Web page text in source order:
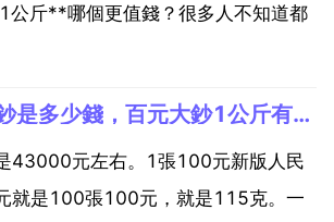
公斤**哪個更值錢？很多人不知道都
一公斤百元大鈔是多少錢，百元大鈔1公斤有多少錢？
43000元左右。1張100元新版人民
就是100張100元，就是115克。一